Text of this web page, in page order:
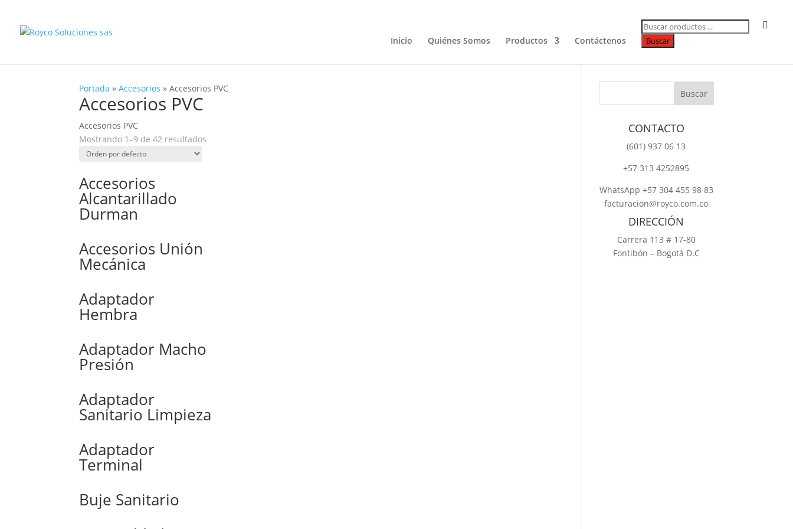
Inicio Quiénes Somos Productos Contáctenos
Búsqueda
de
productos
Buscar
Portada »Accesorios »Accesorios PVC
Accesorios PVC
Accesorios PVC
Mostrando 1–9 de 42 resultados
Accesorios
Alcantarillado
Durman
Accesorios Unión
Mecánica
Adaptador
Hembra
Adaptador Macho
Presión
Adaptador
Sanitario Limpieza
Adaptador
Terminal
Buje Sanitario
CONTACTO
‎(601) 937 06 13
‎+57 313 4252895
WhatsApp +57 304 455 98 83
facturacion@royco.com.co
DIRECCIÓN
Carrera 113 # 17-80
Fontibón – Bogotá D.C